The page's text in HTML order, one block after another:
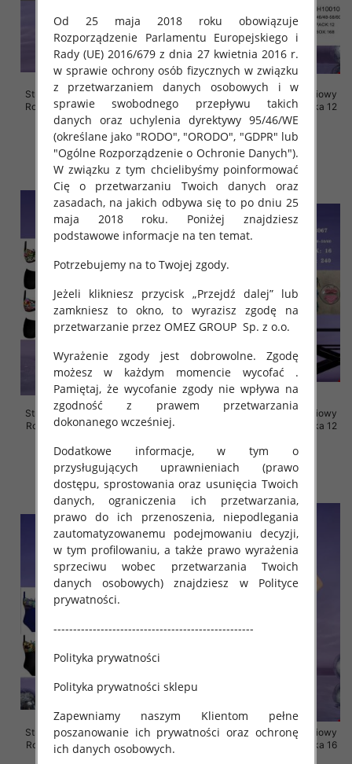
Stroje kąpielowe dwuczęściowy
Roz 46-60, Mix Kolor Paczka 24
szt.
41.00 zł
szczegóły
Stroje kąpielowe dwuczęściowy
Roz 46-60, Mix Kolor Paczka 12
szt.
44.00 zł
szczegóły
Stroje kąpielowe dwuczęściowy
Roz 46-60, Mix Kolor Paczka 12
44.00 zł
szczegóły
Stroje kąpielowe dwuczęściowy
Roz 46-60, Mix Kolor Paczka 12
44.00 zł
szczegóły
Stroje kąpielowe dwuczęściowy
Roz 46-60, Mix Kolor Paczka 12
szt.
Stroje kąpielowe dwuczęściowy
Roz 46-60, Mix Kolor Paczka 16
Od 25 maja 2018 roku obowiązuje
Rozporządzenie Parlamentu Europejskiego i
Rady (UE) 2016/679 z dnia 27 kwietnia 2016 r.
w sprawie ochrony osób fizycznych w związku
z przetwarzaniem danych osobowych i w
sprawie swobodnego przepływu takich
danych oraz uchylenia dyrektywy 95/46/WE
(określane jako "RODO", "ORODO", "GDPR" lub
"Ogólne Rozporządzenie o Ochronie Danych").
W związku z tym chcielibyśmy poinformować
Cię o przetwarzaniu Twoich danych oraz
zasadach, na jakich odbywa się to po dniu 25
maja 2018 roku. Poniżej znajdziesz
podstawowe informacje na ten temat.
Potrzebujemy na to Twojej zgody.
Jeżeli klikniesz przycisk „Przejdź dalej” lub
zamkniesz to okno, to wyrazisz zgodę na
przetwarzanie przez OMEZ GROUP Sp. z o.o.
Wyrażenie zgody jest dobrowolne. Zgodę
możesz w każdym momencie wycofać .
Pamiętaj, że wycofanie zgody nie wpływa na
zgodność z prawem przetwarzania
dokonanego wcześniej.
Dodatkowe informacje, w tym o
przysługujących uprawnieniach (prawo
dostępu, sprostowania oraz usunięcia Twoich
danych, ograniczenia ich przetwarzania,
prawo do ich przenoszenia, niepodlegania
zautomatyzowanemu podejmowaniu decyzji,
w tym profilowaniu, a także prawo wyrażenia
sprzeciwu wobec przetwarzania Twoich
danych osobowych) znajdziesz w Polityce
prywatności.
---------------------------------------------------
Polityka prywatności
Polityka prywatności sklepu
Zapewniamy naszym Klientom pełne
poszanowanie ich prywatności oraz ochronę
ich danych osobowych.